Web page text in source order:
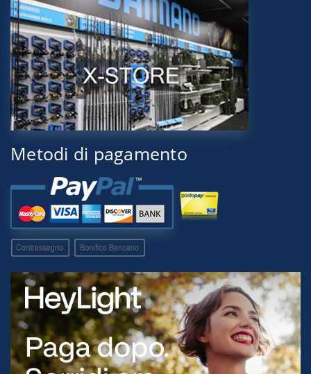
Metodi di pagamento